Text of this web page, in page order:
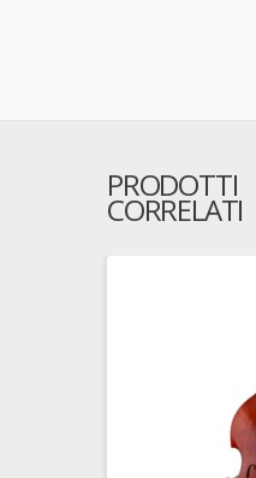
PRODOTTI
CORRELATI